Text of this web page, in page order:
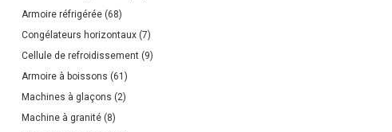
Armoire réfrigérée (68)
Congélateurs horizontaux (7)
Cellule de refroidissement (9)
Armoire à boissons (61)
Machines à glaçons (2)
Machine à granité (8)